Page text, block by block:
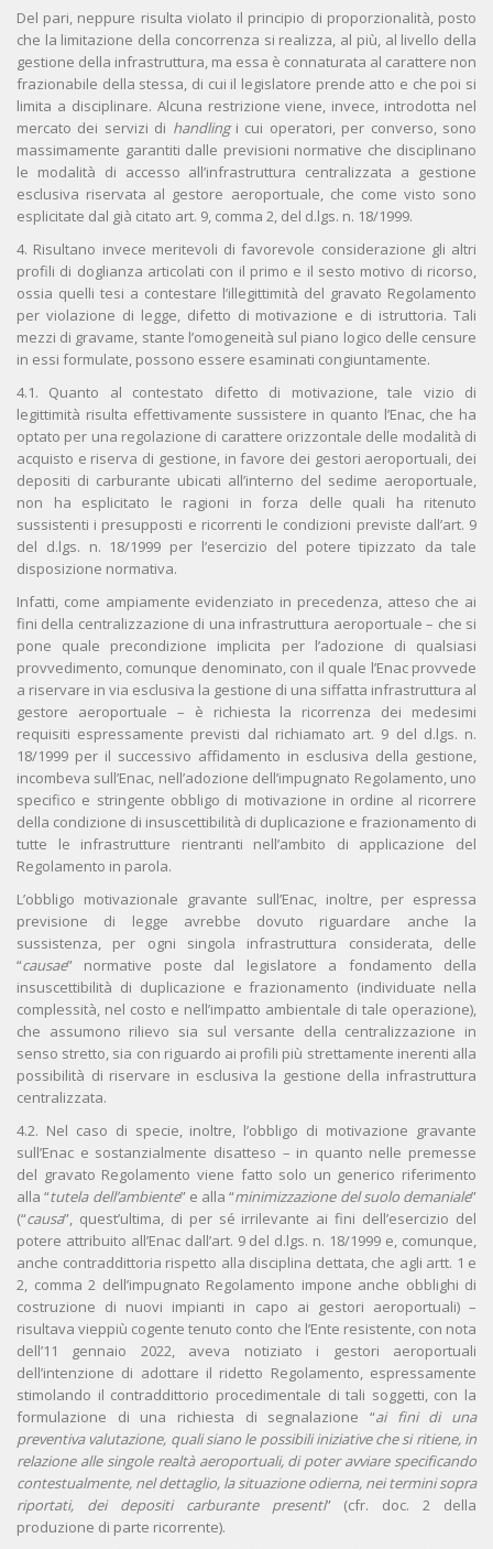
Del pari, neppure risulta violato il principio di proporzionalità, posto
che la limitazione della concorrenza si realizza, al più, al livello della
gestione della infrastruttura, ma essa è connaturata al carattere non
frazionabile della stessa, di cui il legislatore prende atto e che poi si
limita a disciplinare. Alcuna restrizione viene, invece, introdotta nel
mercato dei servizi di handlingi cui operatori, per converso, sono
massimamente garantiti dalle previsioni normative che disciplinano
le modalità di accesso all’infrastruttura centralizzata a gestione
esclusiva riservata al gestore aeroportuale, che come visto sono
esplicitate dal già citato art. 9, comma 2, del d.lgs. n. 18/1999.
4. Risultano invece meritevoli di favorevole considerazione gli altri
profili di doglianza articolati con il primo e il sesto motivo di ricorso,
ossia quelli tesi a contestare l’illegittimità del gravato Regolamento
per violazione di legge, difetto di motivazione e di istruttoria. Tali
mezzi di gravame, stante l’omogeneità sul piano logico delle censure
in essi formulate, possono essere esaminati congiuntamente.
4.1. Quanto al contestato difetto di motivazione, tale vizio di
legittimità risulta effettivamente sussistere in quanto l’Enac, che ha
optato per una regolazione di carattere orizzontale delle modalità di
acquisto e riserva di gestione, in favore dei gestori aeroportuali, dei
depositi di carburante ubicati all’interno del sedime aeroportuale,
non ha esplicitato le ragioni in forza delle quali ha ritenuto
sussistenti i presupposti e ricorrenti le condizioni previste dall’art. 9
del d.lgs. n. 18/1999 per l’esercizio del potere tipizzato da tale
disposizione normativa.
Infatti, come ampiamente evidenziato in precedenza, atteso che ai
fini della centralizzazione di una infrastruttura aeroportuale – che si
pone quale precondizione implicita per l’adozione di qualsiasi
provvedimento, comunque denominato, con il quale l’Enac provvede
a riservare in via esclusiva la gestione di una siffatta infrastruttura al
gestore aeroportuale – è richiesta la ricorrenza dei medesimi
requisiti espressamente previsti dal richiamato art. 9 del d.lgs. n.
18/1999 per il successivo affidamento in esclusiva della gestione,
incombeva sull’Enac, nell’adozione dell’impugnato Regolamento, uno
specifico e stringente obbligo di motivazione in ordine al ricorrere
della condizione di insuscettibilità di duplicazione e frazionamento di
tutte le infrastrutture rientranti nell’ambito di applicazione del
Regolamento in parola.
L’obbligo motivazionale gravante sull’Enac, inoltre, per espressa
previsione di legge avrebbe dovuto riguardare anche la
sussistenza, per ogni singola infrastruttura considerata, delle
“causae” normative poste dal legislatore a fondamento della
insuscettibilità di duplicazione e frazionamento (individuate nella
complessità, nel costo e nell’impatto ambientale di tale operazione),
che assumono rilievo sia sul versante della centralizzazione in
senso stretto, sia con riguardo ai profili più strettamente inerenti alla
possibilità di riservare in esclusiva la gestione della infrastruttura
centralizzata.
4.2. Nel caso di specie, inoltre, l’obbligo di motivazione gravante
sull’Enac e sostanzialmente disatteso – in quanto nelle premesse
del gravato Regolamento viene fatto solo un generico riferimento
alla “tutela dell’ambiente” e alla “minimizzazione del suolo demaniale”
(“causa”, quest’ultima, di per sé irrilevante ai fini dell’esercizio del
potere attribuito all’Enac dall’art. 9 del d.lgs. n. 18/1999 e, comunque,
anche contraddittoria rispetto alla disciplina dettata, che agli artt. 1 e
2, comma 2 dell’impugnato Regolamento impone anche obblighi di
costruzione di nuovi impianti in capo ai gestori aeroportuali) –
risultava vieppiù cogente tenuto conto che l’Ente resistente, con nota
dell’11 gennaio 2022, aveva notiziato i gestori aeroportuali
dell’intenzione di adottare il ridetto Regolamento, espressamente
stimolando il contraddittorio procedimentale di tali soggetti, con la
formulazione di una richiesta di segnalazione “ai fini di una
preventiva valutazione, quali siano le possibili iniziative che si ritiene, in
relazione alle singole realtà aeroportuali, di poter avviare specificando
contestualmente, nel dettaglio, la situazione odierna, nei termini sopra
riportati, dei depositi carburante presenti” (cfr. doc. 2 della
produzione di parte ricorrente).